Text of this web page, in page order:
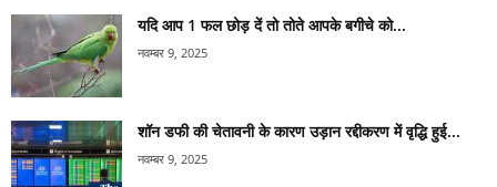
यदि आप 1 फल छोड़ दें तो तोते आपके बगीचे को...
नवम्बर 9, 2025
शॉन डफी की चेतावनी के कारण उड़ान रद्दीकरण में वृद्धि हुई...
नवम्बर 9, 2025